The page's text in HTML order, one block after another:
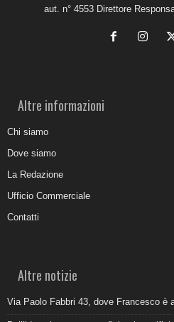
aut. n° 4553 Direttore
Altre informazioni
Chi siamo
Dove siamo
La Redazione
Ufficio Commerciale
Contatti
Altre notizie
Via Paolo Fabbri 43, dove Francesco è